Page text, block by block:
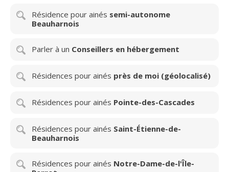
Résidence pour ainés semi-autonome
Beauharnois
Parler à un Conseillers en hébergement
Résidences pour ainés près de moi (géolocalisé)
Résidences pour ainés Pointe-des-Cascades
Résidences pour ainés Saint-Étienne-de-
Beauharnois
Résidences pour ainés Notre-Dame-de-l'Île-